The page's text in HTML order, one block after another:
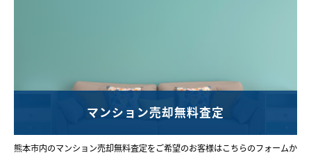
マンション売却無料査定
熊本市内のマンション売却無料査定をご希望のお客様はこちらのフォームか